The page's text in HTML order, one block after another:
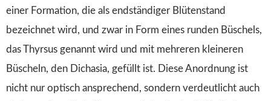
einer Formation, die als endständiger Blütenstand
bezeichnet wird, und zwar in Form eines runden Büschels,
das Thyrsus genannt wird und mit mehreren kleineren
Büscheln, den Dichasia, gefüllt ist. Diese Anordnung ist
nicht nur optisch ansprechend, sondern verdeutlicht auch